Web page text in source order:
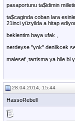
pasaportunu ta$idimin
ta$caginda coban lara
21inci yüzyilda a hitap
beklentim baya ufak ,
nerdeyse "yok" denilkcek
malesef ,tartisma ya bile bi
28.04.2014, 15:44
HassoRebell